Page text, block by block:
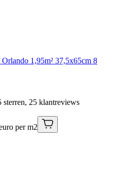
1,95m² 37,5x65cm 8
sterren, 25 klantreviews
per m2